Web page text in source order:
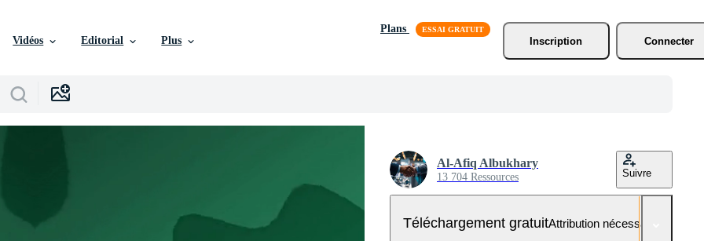
Vidéos Editorial Plus
Plans
Inscription
Connecter
Al-Afiq Albukhary
13 704 Ressources Suivre
Téléchargement gratuitAttribution nécessaire